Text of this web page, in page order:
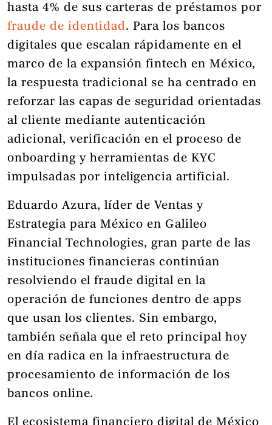
hasta 4% de sus carteras de préstamos por
fraude de identidad. Para los bancos
digitales que escalan rápidamente en el
marco de la expansión fintech en México,
la respuesta tradicional se ha centrado en
reforzar las capas de seguridad orientadas
al cliente mediante autenticación
adicional, verificación en el proceso de
onboarding y herramientas de KYC
impulsadas por inteligencia artificial.
Eduardo Azura, líder de Ventas y
Estrategia para México en Galileo
Financial Technologies, gran parte de las
instituciones financieras continúan
resolviendo el fraude digital en la
operación de funciones dentro de apps
que usan los clientes. Sin embargo,
también señala que el reto principal hoy
en día radica en la infraestructura de
procesamiento de información de los
bancos online.